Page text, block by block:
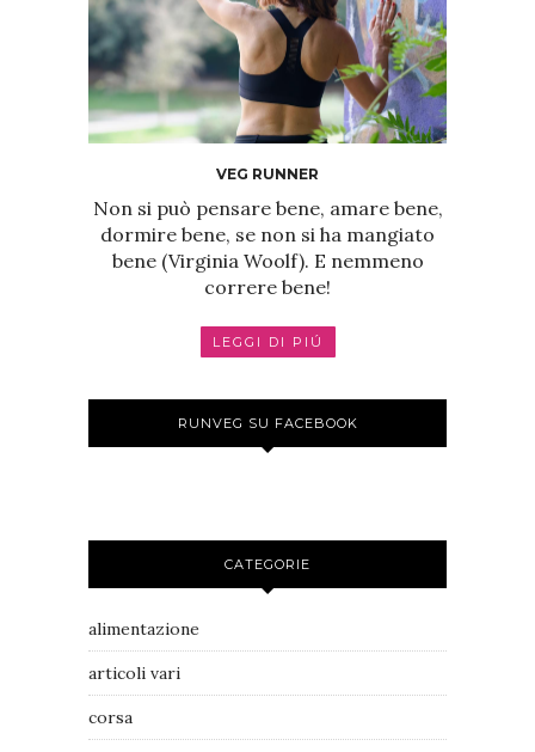
VEG RUNNER
Non si può pensare bene, amare bene,
dormire bene, se non si ha mangiato
bene (Virginia Woolf). E nemmeno
correre bene!
LEGGI DI PIÚ
RUNVEG SU FACEBOOK
CATEGORIE
alimentazione
articoli vari
corsa